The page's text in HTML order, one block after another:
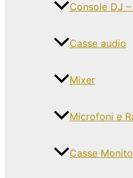
Console DJ
Casse audio
Mixer
Microfoni e
Casse